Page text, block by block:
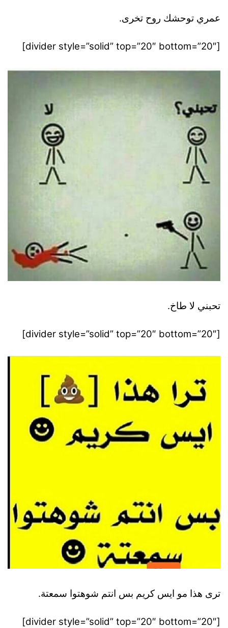
عمري توحشك روح تخرى.
[divider style=”solid” top=”20″ bottom=”20″]
تحبني لا طاخ.
[divider style=”solid” top=”20″ bottom=”20″]
ترى هذا مو ايس كريم بس انتم شوهتوا سمعتة.
[divider style=”solid” top=”20″ bottom=”20″]